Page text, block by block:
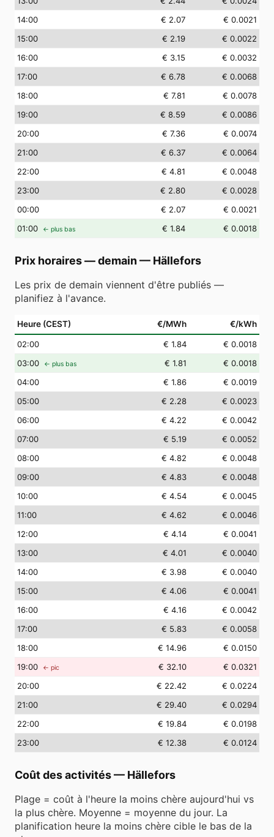
14:00 € 2.07
€ 0.0021
15:00 € 2.19
€ 0.0022
16:00 € 3.15
€ 0.0032
17:00 € 6.78
€ 0.0068
18:00 € 7.81
€ 0.0078
19:00 € 8.59
€ 0.0086
20:00 € 7.36
€ 0.0074
21:00 € 6.37
€ 0.0064
22:00 € 4.81
€ 0.0048
23:00 € 2.80
€ 0.0028
00:00 € 2.07
€ 0.0021
01:00 ← plus bas € 1.84 € 0.0018
Prix horaires — demain — Hällefors
Les prix de demain viennent d'être publiés —
planifiez à l'avance.
Heure (CEST) €/MWh €/kWh
02:00 € 1.84
€ 0.0018
03:00 ← plus bas € 1.81
€ 0.0018
04:00 € 1.86
€ 0.0019
05:00 € 2.28
€ 0.0023
06:00 € 4.22
€ 0.0042
07:00 € 5.19
€ 0.0052
08:00 € 4.82
€ 0.0048
09:00 € 4.83
€ 0.0048
10:00 € 4.54
€ 0.0045
11:00 € 4.62
€ 0.0046
12:00 € 4.14
€ 0.0041
13:00 € 4.01
€ 0.0040
14:00 € 3.98
€ 0.0040
15:00 € 4.06
€ 0.0041
16:00 € 4.16
€ 0.0042
17:00 € 5.83
€ 0.0058
18:00 € 14.96
€ 0.0150
19:00 ← pic € 32.10
€ 0.0321
20:00 € 22.42
€ 0.0224
21:00 € 29.40
€ 0.0294
22:00 € 19.84
€ 0.0198
23:00 € 12.38 € 0.0124
Coût des activités— Hällefors
Plage = coût à l'heure la moins chère aujourd'hui vs
la plus chère. Moyenne = moyenne du jour. La
planification heure la moins chère cible le bas de la